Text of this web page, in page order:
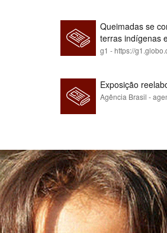
Queimadas se
terras indígenas
g1 - https://
Exposição
Agência Brasil -